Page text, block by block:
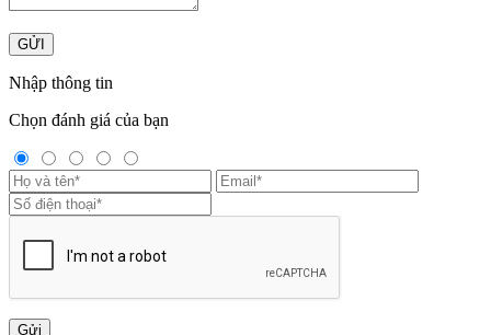
GỬI
Nhập thông tin
Chọn đánh giá của bạn
Gửi